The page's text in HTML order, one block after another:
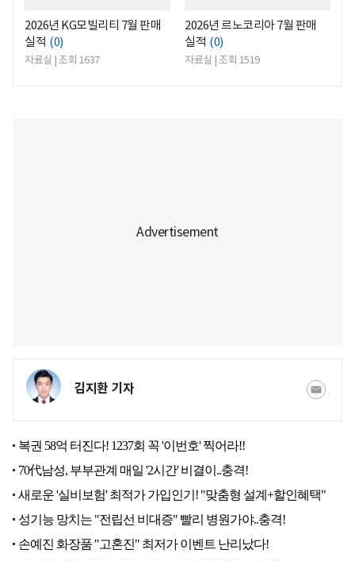
2026년 KG모빌리티 7월 판매
실적 (0)
자료실 | 조회 1637
2026년 르노코리아 7월 판매
실적 (0)
자료실 | 조회 1519
김지환 기자